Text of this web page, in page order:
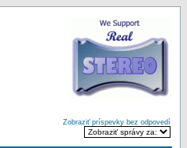
Zobraziť príspevky bez odpovedí